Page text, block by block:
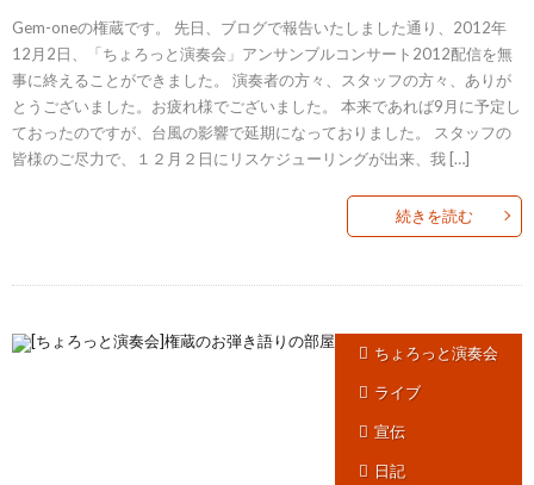
Gem-oneの権蔵です。 先日、ブログで報告いたしました通り、2012年
12月2日、「ちょろっと演奏会」アンサンブルコンサート2012配信を無
事に終えることができました。 演奏者の方々、スタッフの方々、ありが
とうございました。お疲れ様でございました。 本来であれば9月に予定し
ておったのですが、台風の影響で延期になっておりました。 スタッフの
皆様のご尽力で、１２月２日にリスケジューリングが出来、我 […]
続きを読む
ちょろっと演奏会
ライブ
宣伝
日記